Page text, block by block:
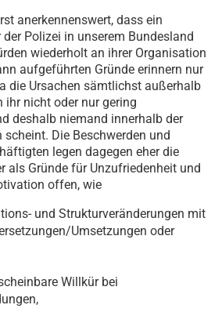
anerkennenswert, dass ein
Polizei in unserem Bundesland
wiederholt an ihrer Organisation
aufgeführten Gründe erinnern nur
die Ursachen sämtlichst außerhalb
ihr nicht oder nur gering
deshalb niemand innerhalb der
Die Beschwerden und
legen dagegen eher die
als Gründe für Unzufriedenheit und
offen, wie
und Strukturveränderungen mit
Umsetzungen oder
Willkür bei